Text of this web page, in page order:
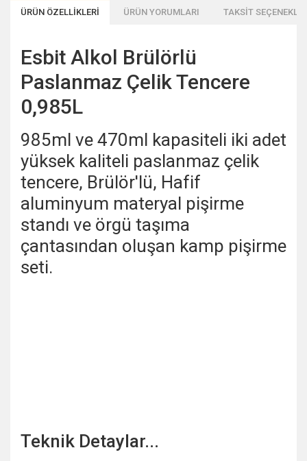
ÜRÜN ÖZELLİKLERİ ÜRÜN YORUMLARI TAKSİT
Esbit Alkol Brülörlü
Paslanmaz Çelik Tencere
0,985L
985ml ve 470ml kapasiteli iki adet
yüksek kaliteli paslanmaz çelik
tencere, Brülör'lü, Hafif
aluminyum materyal pişirme
standı ve örgü taşıma
çantasından oluşan kamp pişirme
seti.
Teknik Detaylar...